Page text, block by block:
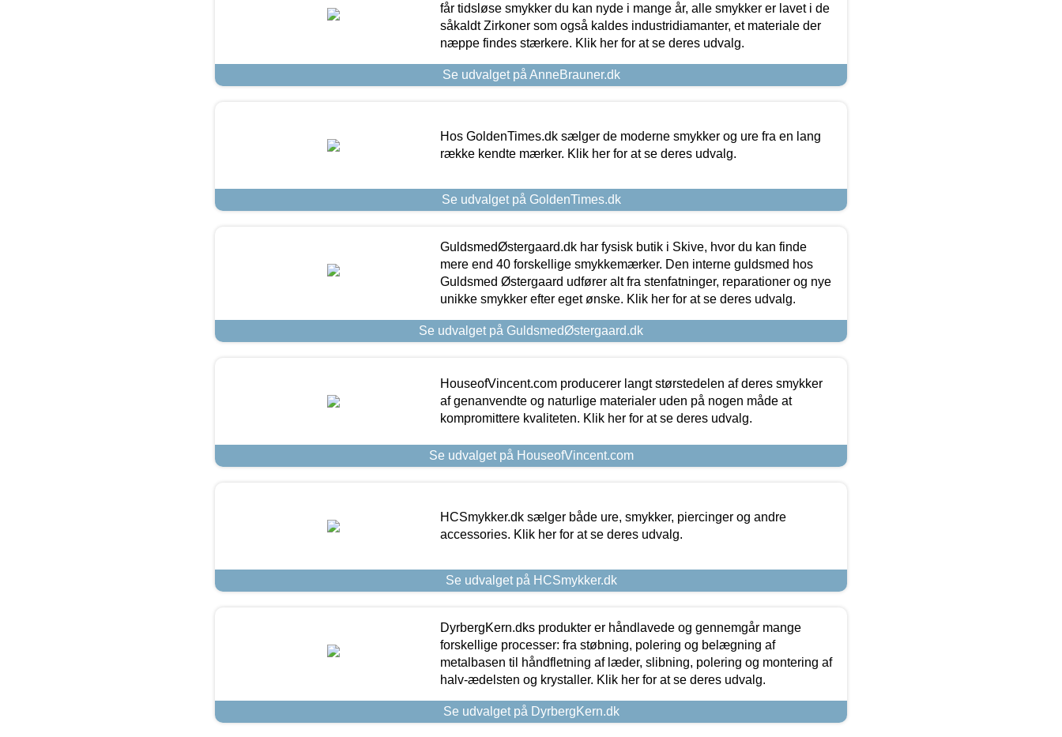
får tidsløse smykker du kan nyde i mange år, alle smykker er lavet i de
såkaldt Zirkoner som også kaldes industridiamanter, et materiale der
næppe findes stærkere. Klik her for at se deres udvalg.
Se udvalget på AnneBrauner.dk
Hos GoldenTimes.dk sælger de moderne smykker og ure fra en lang
række kendte mærker. Klik her for at se deres udvalg.
Se udvalget på GoldenTimes.dk
GuldsmedØstergaard.dk har fysisk butik i Skive, hvor du kan finde
mere end 40 forskellige smykkemærker. Den interne guldsmed hos
Guldsmed Østergaard udfører alt fra stenfatninger, reparationer og nye
unikke smykker efter eget ønske. Klik her for at se deres udvalg.
Se udvalget på GuldsmedØstergaard.dk
HouseofVincent.com producerer langt størstedelen af deres smykker
af genanvendte og naturlige materialer uden på nogen måde at
kompromittere kvaliteten. Klik her for at se deres udvalg.
Se udvalget på HouseofVincent.com
HCSmykker.dk sælger både ure, smykker, piercinger og andre
accessories. Klik her for at se deres udvalg.
Se udvalget på HCSmykker.dk
DyrbergKern.dks produkter er håndlavede og gennemgår mange
forskellige processer: fra støbning, polering og belægning af
metalbasen til håndfletning af læder, slibning, polering og montering af
halv-ædelsten og krystaller. Klik her for at se deres udvalg.
Se udvalget på DyrbergKern.dk